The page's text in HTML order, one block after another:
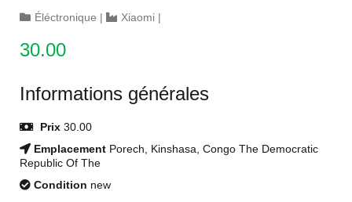
Éléctronique | Xiaomi |
30.00
Informations générales
Prix 30.00
Emplacement Porech, Kinshasa, Congo The Democratic
Republic Of The
Condition new